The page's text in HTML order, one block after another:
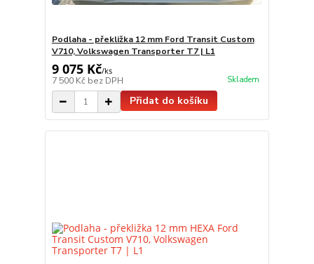
Podlaha - překližka 12 mm Ford Transit Custom
V710, Volkswagen Transporter T7 | L1
9 075 Kč/ks
7 500 Kč bez DPH Skladem
Přidat do košíku